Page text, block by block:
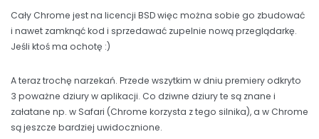
Cały Chrome jest na licencji BSD więc można sobie go zbudować
i nawet zamknąć kod i sprzedawać zupelnie nową przeglądarkę.
Jeśli ktoś ma ochotę :)
A teraz trochę narzekań. Przede wszytkim w dniu premiery odkryto
3 poważne dziury w aplikacji. Co dziwne dziury te są znane i
załatane np. w Safari (Chrome korzysta z tego silnika), a w Chrome
są jeszcze bardziej uwidocznione.